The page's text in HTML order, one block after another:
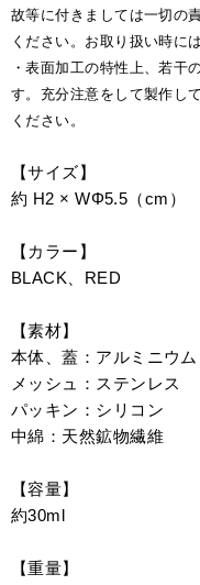
故等に付きましては一切の
ください。お取り扱い時に
・表面加工の特性上、若干
す。充分注意をして製作し
ください。
【サイズ】
約 H2 × WΦ5.5（cm）
【カラー】
BLACK、RED
【素材】
本体、蓋：アルミニウム
メッシュ：ステンレス
パッキン：シリコン
中綿：天然鉱物繊維
【容量】
約30ml
【重量】